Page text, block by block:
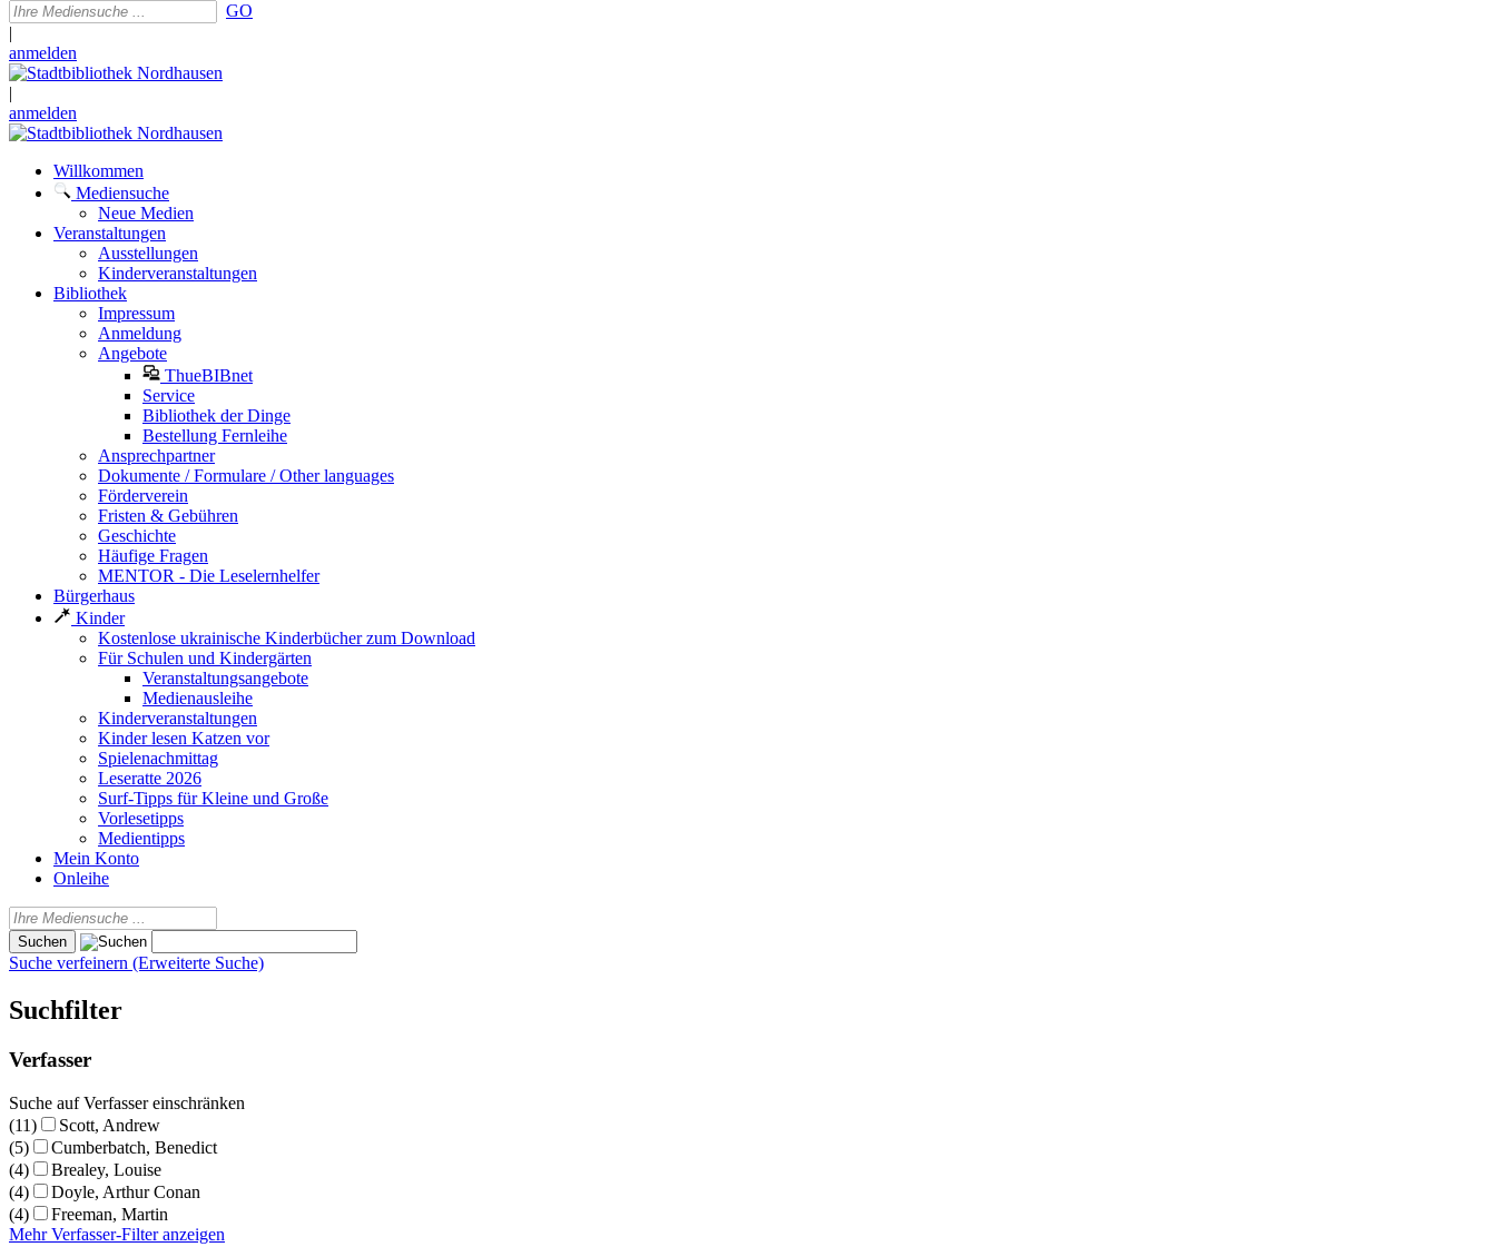
GO
|
anmelden
|
anmelden
Willkommen
Mediensuche
Neue Medien
Veranstaltungen
Ausstellungen
Kinderveranstaltungen
Bibliothek
Impressum
Anmeldung
Angebote
ThueBIBnet
Service
Bibliothek der Dinge
Bestellung Fernleihe
Ansprechpartner
Dokumente / Formulare / Other languages
Förderverein
Fristen & Gebühren
Geschichte
Häufige Fragen
MENTOR - Die Leselernhelfer
Bürgerhaus
Kinder
Kostenlose ukrainische Kinderbücher zum Download
Für Schulen und Kindergärten
Veranstaltungsangebote
Medienausleihe
Kinderveranstaltungen
Kinder lesen Katzen vor
Spielenachmittag
Leseratte 2026
Surf-Tipps für Kleine und Große
Vorlesetipps
Medientipps
Mein Konto
Onleihe
Suche verfeinern (Erweiterte Suche)
Suchfilter
Verfasser
Suche auf Verfasser einschränken
(11)
Scott, Andrew
(5)
Cumberbatch, Benedict
(4)
Brealey, Louise
(4)
Doyle, Arthur Conan
(4)
Freeman, Martin
Mehr Verfasser-Filter anzeigen